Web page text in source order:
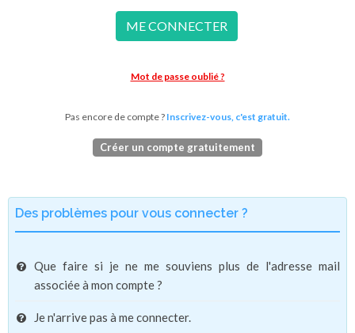
ME CONNECTER
Mot de passe oublié ?
Pas encore de compte ? Inscrivez-vous, c'est gratuit.
Créer un compte gratuitement
Des problèmes pour vous connecter ?
Que faire si je ne me souviens plus de l'adresse mail
associée à mon compte ?
Je n'arrive pas à me connecter.